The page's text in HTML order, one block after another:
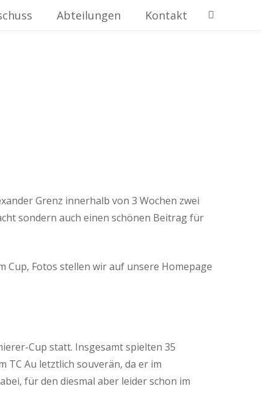
Abteilungen Kontakt
Grenz innerhalb von 3 Wochen zwei
sondern auch einen schönen Beitrag für
Cup, Fotos stellen wir auf unsere Homepage
Cup statt. Insgesamt spielten 35
TC Au letztlich souverän, da er im
für den diesmal aber leider schon im